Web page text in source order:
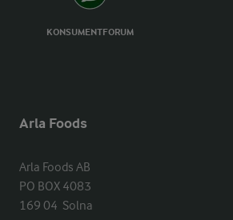
KONSUMENTFORUM
Arla Foods
Arla Foods AB
PO BOX 4083
169 04  Solna